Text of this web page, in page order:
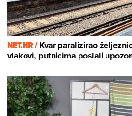
NET.HR /Kvar paralizirao
vlakovi, putnicima poslali